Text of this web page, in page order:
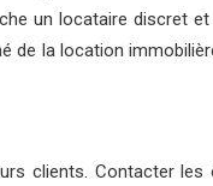
un locataire discret
la location
clients. Contacter les